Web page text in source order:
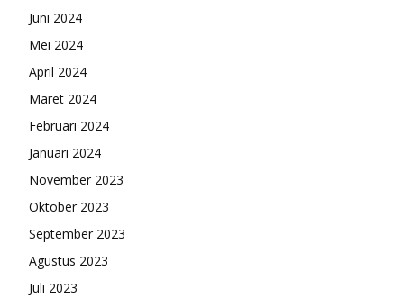
Juni 2024
Mei 2024
April 2024
Maret 2024
Februari 2024
Januari 2024
November 2023
Oktober 2023
September 2023
Agustus 2023
Juli 2023